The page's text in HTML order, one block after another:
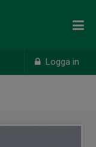
Logga in